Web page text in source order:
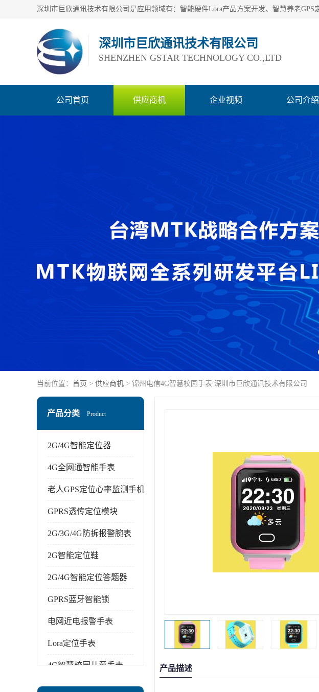
深圳市巨欣通讯技术有限公司
SHENZHEN GSTAR TECHNOLOGY CO.,LTD
公司首页 供应商机 企业视频 公司介绍
当前位置： 首页 > 供应商机 > 锦州电信4G智慧校园手表 深圳市巨欣通讯技术有限公司
产品分类 Product
2G/4G智能定位器
4G全网通智能手表
老人GPS定位心率监测手机
GPRS透传定位模块
2G/3G/4G防拆报警腕表
2G智能定位鞋
2G/4G智能定位答题器
GPRS蓝牙智能锁
电网近电报警手表
Lora定位手表
4G智慧校园儿童手表
指静脉识别智能锁
产品描述